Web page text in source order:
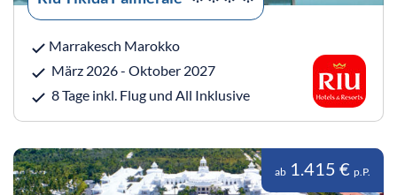
Marrakesch Marokko
März 2026 - Oktober 2027
8 Tage inkl. Flug und All Inklusive
ab 1.415 € p.P.